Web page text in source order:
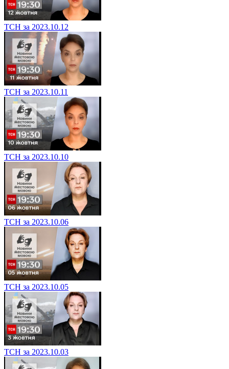
ТСН за 2023.10.12
ТСН за 2023.10.11
ТСН за 2023.10.10
ТСН за 2023.10.06
ТСН за 2023.10.05
ТСН за 2023.10.03